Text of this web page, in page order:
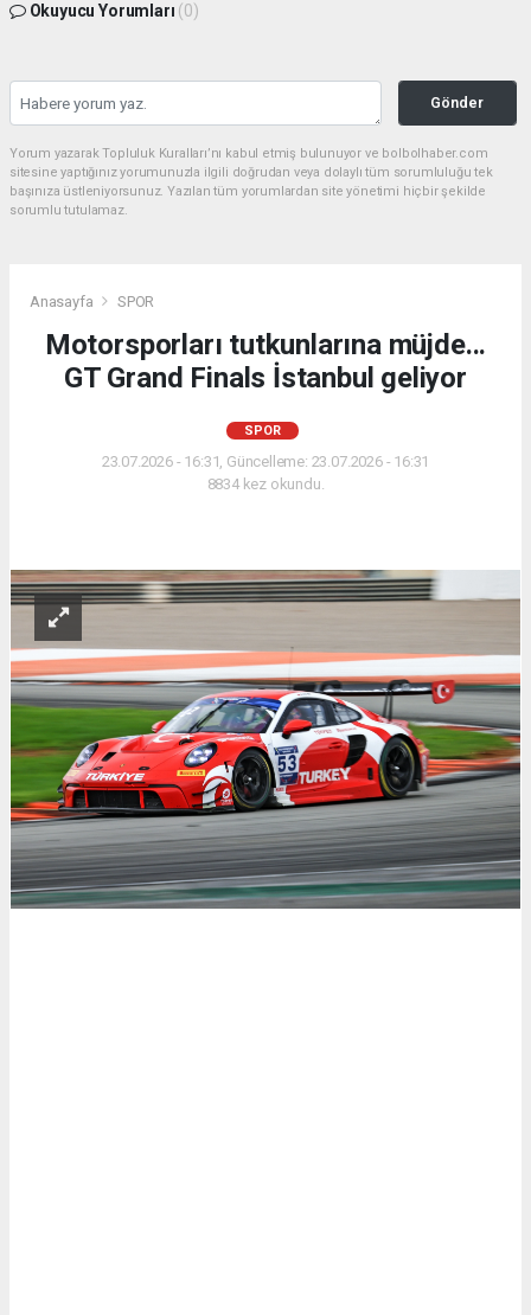
Okuyucu Yorumları (0)
Gönder
Yorum yazarak Topluluk Kuralları’nı kabul etmiş bulunuyor ve bolbolhaber.com
sitesine yaptığınız yorumunuzla ilgili doğrudan veya dolaylı tüm sorumluluğu tek
başınıza üstleniyorsunuz. Yazılan tüm yorumlardan site yönetimi hiçbir şekilde
sorumlu tutulamaz.
Anasayfa SPOR
Motorsporları tutkunlarına müjde...
GT Grand Finals İstanbul geliyor
SPOR
23.07.2026 - 16:31, Güncelleme: 23.07.2026 - 16:31
8834 kez okundu.